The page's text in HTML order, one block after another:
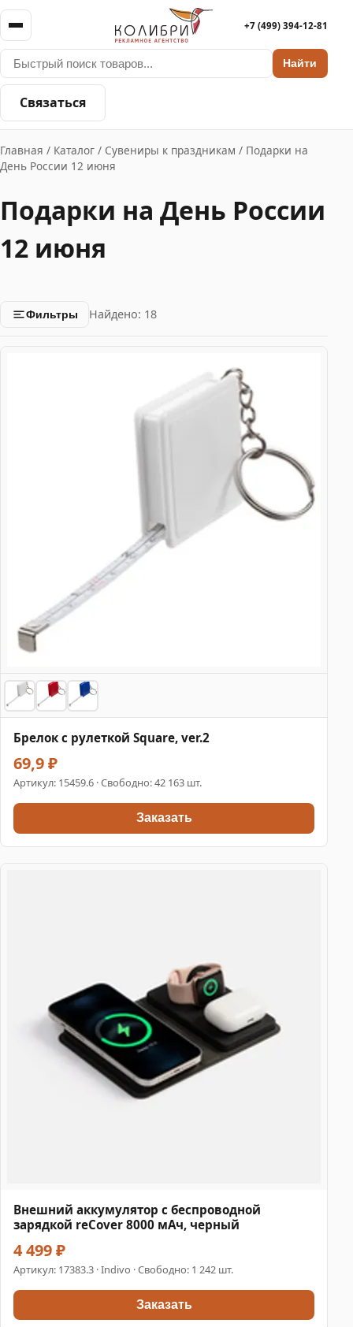
Найти
+7 (499) 394-12-81
Связаться
Главная / Каталог / Сувениры к праздникам / Подарки на
День России 12 июня
Подарки на День России
12 июня
Фильтры Найдено: 18
Брелок с рулеткой Square, ver.2
69,9 ₽
Артикул: 15459.6 · Свободно: 42 163 шт.
Заказать
Внешний аккумулятор с беспроводной
зарядкой reCover 8000 мАч, черный
4 499 ₽
Артикул: 17383.3 · Indivo · Свободно: 1 242 шт.
Заказать